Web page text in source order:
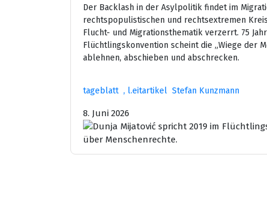
Der Backlash in der Asylpolitik findet im
rechtspopulistischen und rechtsextremen
Flucht- und Migrationsthematik verzerrt. 75
Flüchtlingskonvention scheint die „Wiege der
ablehnen, abschieben und abschrecken.
tageblatt , l.eitartikel Stefan Kunzmann
8. Juni 2026